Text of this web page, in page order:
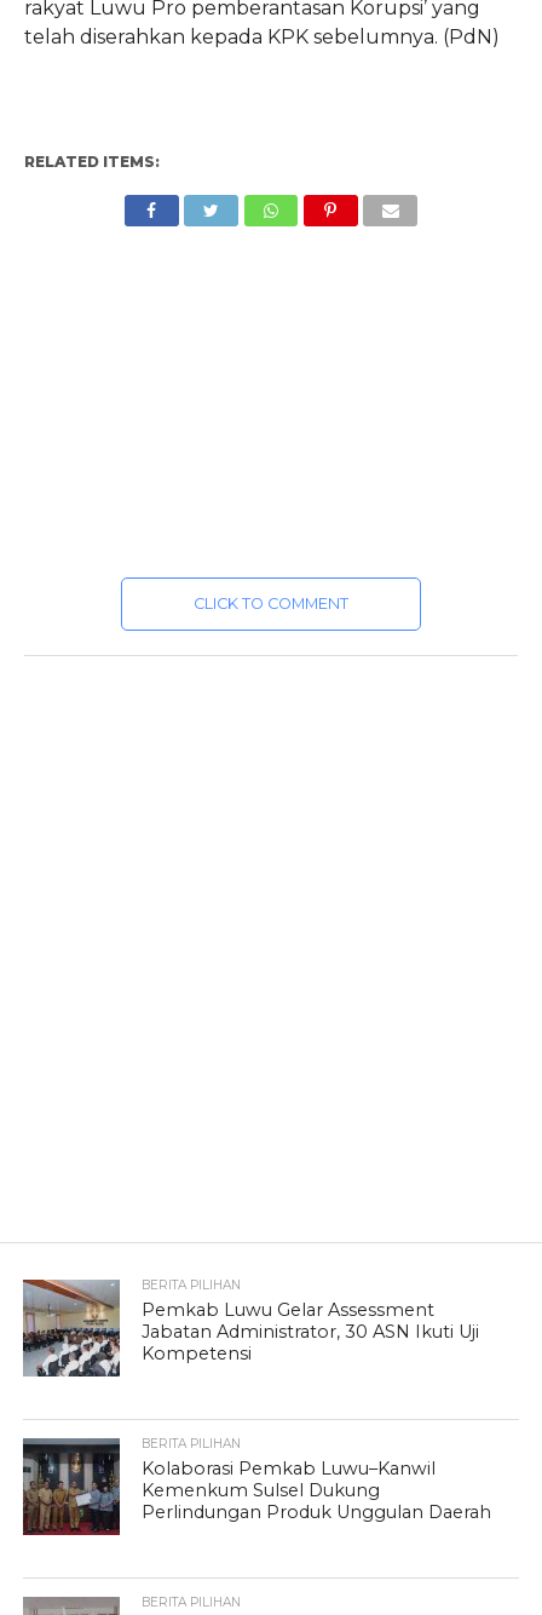
rakyat Luwu Pro pemberantasan Korupsi’ yang
telah diserahkan kepada KPK sebelumnya. (PdN)
RELATED ITEMS:
CLICK TO COMMENT
BERITA PILIHAN
Pemkab Luwu Gelar Assessment
Jabatan Administrator, 30 ASN Ikuti Uji
Kompetensi
BERITA PILIHAN
Kolaborasi Pemkab Luwu–Kanwil
Kemenkum Sulsel Dukung
Perlindungan Produk Unggulan Daerah
BERITA PILIHAN